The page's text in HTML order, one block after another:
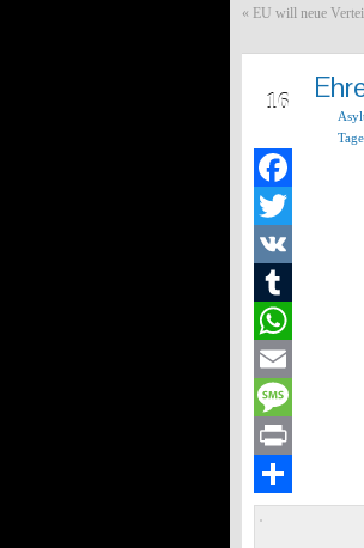
« EU will neue
16
Facebook
Twitter
VK
Tumblr
WhatsApp
Email
Message
Print